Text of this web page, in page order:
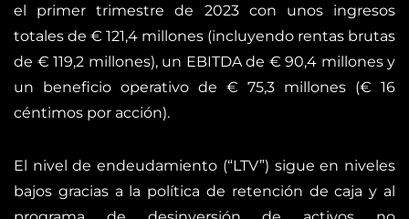
el primer trimestre de 2023 con unos ingresos
totales de € 121,4 millones (incluyendo rentas brutas
de € 119,2 millones), un EBITDA de € 90,4 millones y
un beneficio operativo de € 75,3 millones (€ 16
céntimos por acción).
El nivel de endeudamiento (“LTV”) sigue en niveles
bajos gracias a la política de retención de caja y al